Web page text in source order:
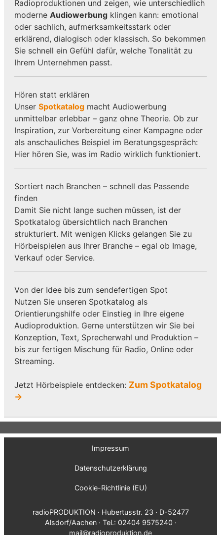
Radioproduktionen und zeigen, wie unterschiedlich
moderne Audiowerbungklingen kann: emotional
oder sachlich, aufmerksamkeitsstark oder
erklärend, dialogisch oder klassisch. So bekommen
Sie schnell ein Gefühl dafür, welche Tonalität zu
Ihrem Unternehmen passt.
Hören statt erklären
Unser Spotkatalogmacht Audiowerbung
unmittelbar erlebbar – ganz ohne Theorie. Ob zur
Inspiration, zur Vorbereitung einer Kampagne oder
als anschauliches Beispiel im Beratungsgespräch:
Hier hören Sie, was im Radio wirklich funktioniert.
Sortiert nach Branchen – schnell das Passende
finden
Damit Sie nicht lange suchen müssen, ist der
Spotkatalog übersichtlich nach Branchen
strukturiert. Mit wenigen Klicks gelangen Sie zu
Hörbeispielen aus Ihrer Branche – egal ob Image,
Verkauf oder Service.
Von der Idee bis zum sendefertigen Spot
Nutzen Sie unseren Spotkatalog als
Orientierungshilfe oder Einstieg in Ihre eigene
Audioproduktion. Gerne unterstützen wir Sie bei
Konzeption, Text, Sprecherwahl und Produktion –
bis zur fertigen Mischung für Radio, Online oder
Streaming.
Jetzt Hörbeispiele entdecken: Zum Spotkatalog
→
Impressum
Datenschutzerklärung
Cookie-Richtlinie (EU)
radioPRODUKTION · Hubertusstr. 23 · D-52477
Alsdorf/Aachen · Tel.: 02404 9575240 ·
mail@radioproduktion.de